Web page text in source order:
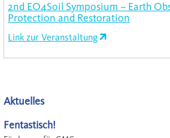
2nd EO4Soil Symposium – Earth
Protection and Restoration
Link zur Veranstaltung
Aktuelles
Fentastisch!